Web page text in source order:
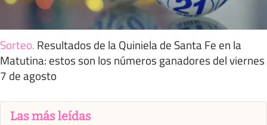
Sorteo. Resultados de la Quiniela de Santa Fe en la
Matutina: estos son los números ganadores del viernes
7 de agosto
Las más leídas